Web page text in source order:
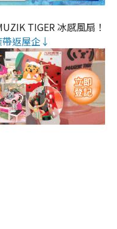
TIGER 冰感風扇！
返屋企↓